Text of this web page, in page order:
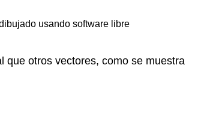
usando software libre
que otros vectores, como se muestra